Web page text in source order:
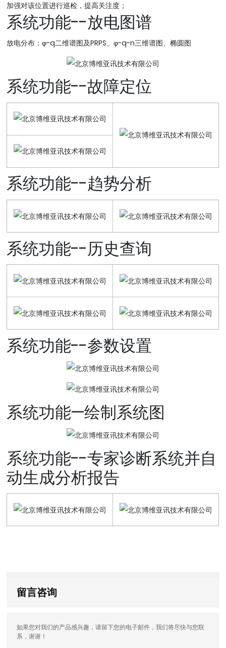
加强对该位置进行巡检，提高关注度；
系统功能--放电图谱
放电分布：φ-q二维谱图及PRPS、φ-q-n三维谱图、椭圆图
系统功能--故障定位
系统功能--趋势分析
系统功能--历史查询
系统功能--参数设置
系统功能—绘制系统图
系统功能--专家诊断系统并自
动生成分析报告
留言咨询
如果您对我们的产品感兴趣，请留下您的电子邮件，我们将尽快与您联
系，谢谢！